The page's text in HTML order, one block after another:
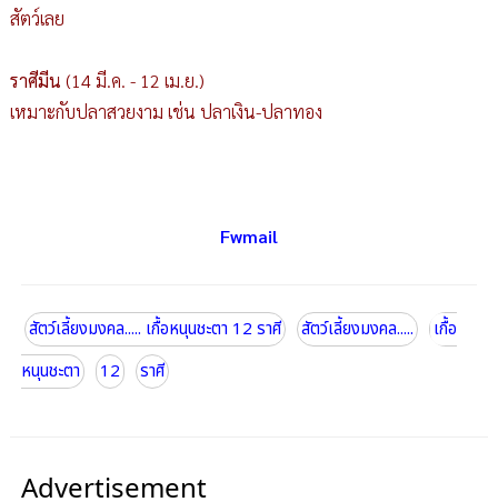
สัตว์เลย
ราศีมีน (14 มี.ค. - 12 เม.ย.)
เหมาะกับปลาสวยงาม เช่น ปลาเงิน-ปลาทอง
Fwmail
สัตว์เลี้ยงมงคล..... เกื้อหนุนชะตา 12 ราศี สัตว์เลี้ยงมงคล.....
เกื้อ
หนุนชะตา
12 ราศี
Advertisement